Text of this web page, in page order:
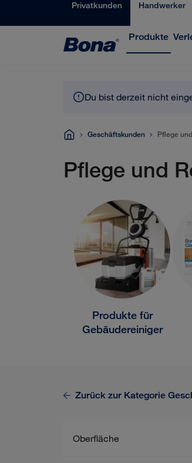
Privatkunden Handwerker
Produkte
Du bist derzeit nicht
Geschäftskunden Pflege
Pflege und
Produkte für
Gebäudereiniger
Zurück zur Kategorie
Oberfläche